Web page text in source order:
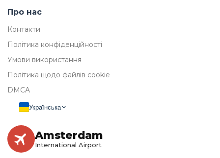
Про нас
Контакти
Політика конфіденційності
Умови використання
Політика щодо файлів cookie
DMCA
Українська
Amsterdam
International Airport